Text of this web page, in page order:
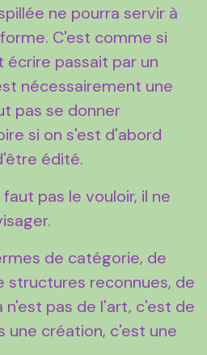
ne pourra servir à
C'est comme si
passait par un
nécessairement une
pas se donner
si on s'est d'abord
édité.
pas le vouloir, il ne
de catégorie, de
structures reconnues, de
n'est pas de l'art, c'est de
une création, c'est une